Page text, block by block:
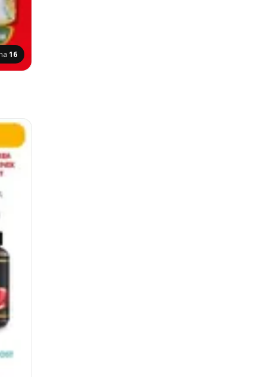
16